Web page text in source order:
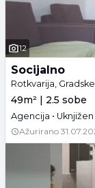
12
Socijalno
Rotkvarija,
49m² | 2.5 sobe
Agencija •
Ažurirano